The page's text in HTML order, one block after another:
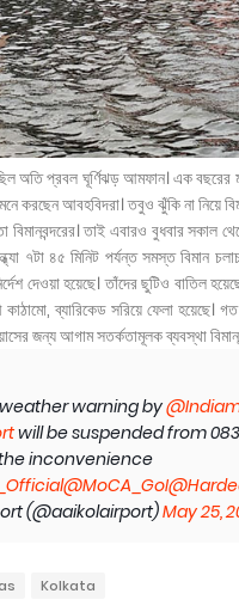
অতি প্রবল ঘূর্ণিঝড় আমফান। এক বছরের
করছেন আবহবিদরা। তবুও ঝুঁকি না নিয়ে
বিমানবন্দরের। তাই এবারও বুধবার সকাল
৭টা ৪৫ মিনিট পর্যন্ত সমস্ত বিমান
দেওয়া হয়েছে। তাঁদের ছুটিও বাতিল
কাঠামো, ব্যারিকেড সরিয়ে ফেলা
জন্য আগাম সতর্কতামূলক ব্যবস্থা
warning by
will be suspended from
inconvenience
@MoCA_GoI
(@aaikolairport)May 25,
Kolkata